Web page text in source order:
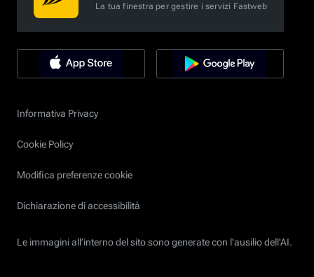
La tua finestra per gestire i servizi Fastweb
Informativa Privacy
Cookie Policy
Modifica preferenze cookie
Dichiarazione di accessibilità
Le immagini all’interno del sito sono generate con l'ausilio dell'AI.